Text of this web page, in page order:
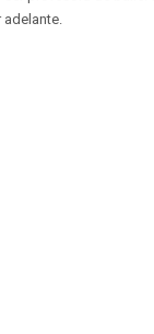
adelante.